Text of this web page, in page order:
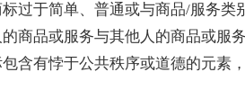
过于简单、普通或与商品/服务类
商品或服务与其他人的商品或服务
含有悖于公共秩序或道德的元素